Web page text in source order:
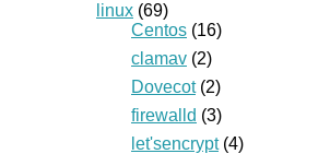
linux (69)
Centos (16)
clamav (2)
Dovecot(2)
firewalld (3)
let'sencrypt(4)